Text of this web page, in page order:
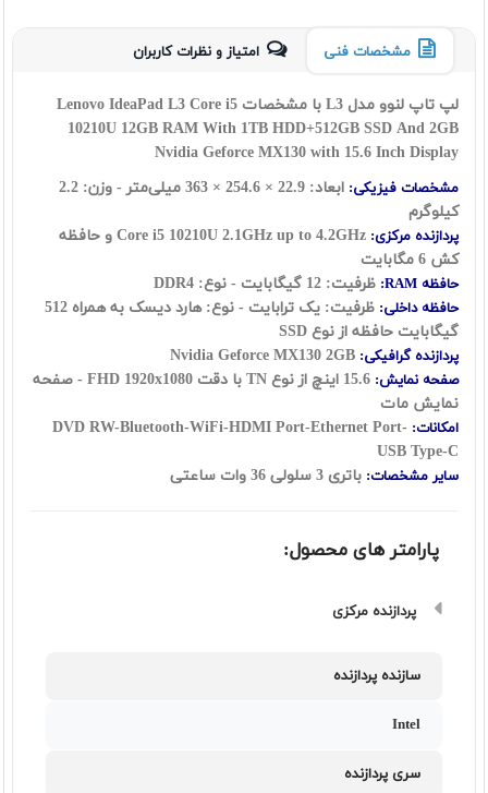
مشخصات فنی امتیاز و نظرات کاربران
لپ تاپ لنوو مدل L3 با مشخصات Lenovo IdeaPad L3 Core i5
10210U 12GB RAM With 1TB HDD+512GB SSD And 2GB
Nvidia Geforce MX130 with 15.6 Inch Display
مشخصات فیزیکی:
ابعاد: 22.9 × 254.6 × 363 میلی‌متر - وزن: 2.2
کیلوگرم
پردازنده مرکزی:
Core i5 10210U 2.1GHz up to 4.2GHz و حافظه
کش 6 مگابایت
حافظه RAM: ظرفیت: 12 گیگابایت - نوع: DDR4
حافظه داخلی:
ظرفیت: یک ترابایت - نوع: هارد دیسک به همراه 512
گیگابایت حافظه از نوع SSD
پردازنده گرافیکی: Nvidia Geforce MX130 2GB
صفحه نمایش:
15.6 اینچ از نوع TN با دقت FHD 1920x1080 - صفحه
نمایش مات
امکانات: DVD RW-Bluetooth-WiFi-HDMI Port-Ethernet Port-
USB Type-C
سایر مشخصات: باتری 3 سلولی 36 وات ساعتی
پارامتر های محصول:
پردازنده مرکزی
سازنده پردازنده
Intel
سری پردازنده